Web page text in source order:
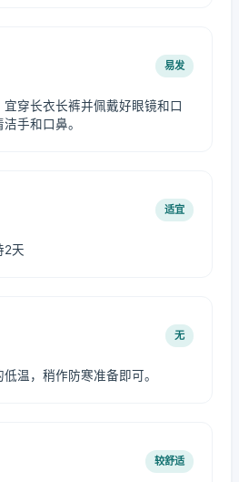
易发
穿长衣长裤并佩戴好眼镜和口
手和口鼻。
适宜
2天
无
温，稍作防寒准备即可。
较舒适